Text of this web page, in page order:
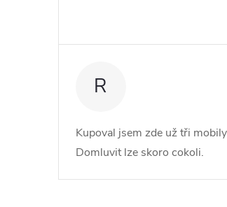
R
Kupoval jsem zde už tři
Domluvit lze skoro cokoli.